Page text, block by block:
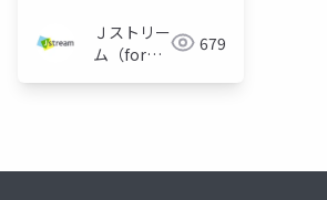
Ｊストリー
ム（for
679